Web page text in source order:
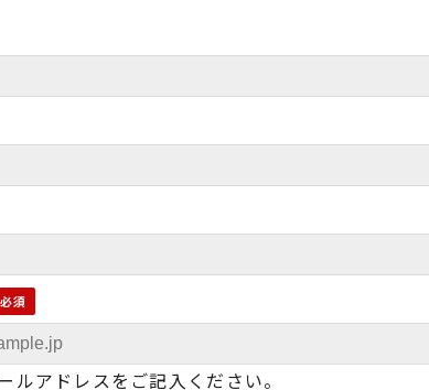
ルアドレスをご記入ください。